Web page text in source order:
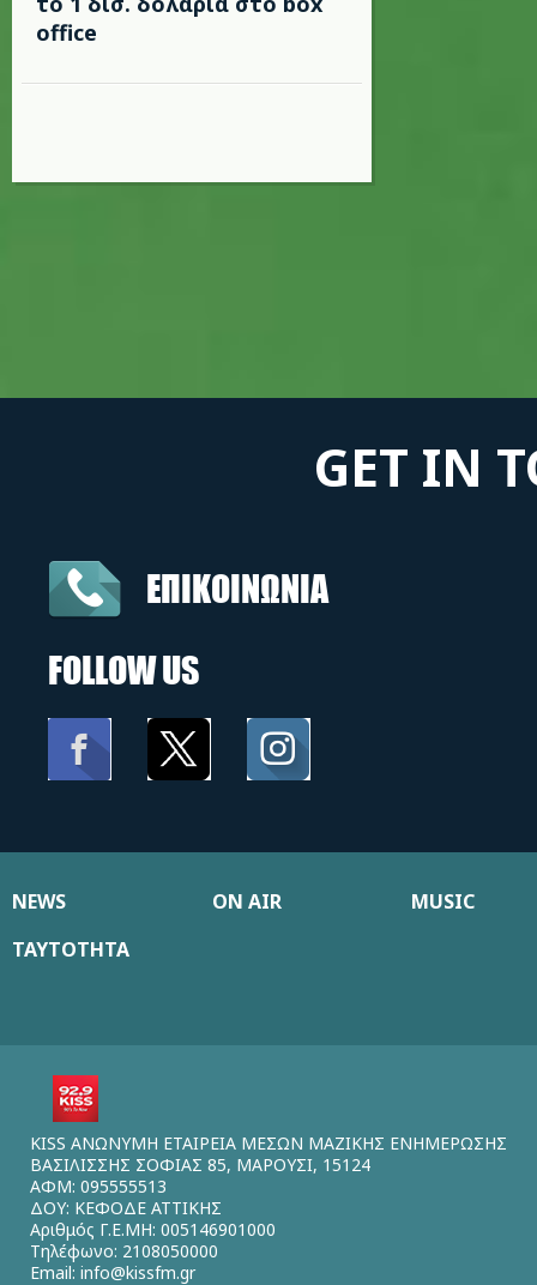
office
GET IN
ΕΠΙΚΟΙΝΩΝΙΑ
FOLLOW US
NEWS ON AIR
MUSIC
ΤΑΥΤΟΤΗΤΑ
KISS ΑΝΩΝΥΜΗ ΕΤΑΙΡΕΙΑ ΜΕΣΩΝ ΜΑΖΙΚΗΣ ΕΝΗΜΕΡΩΣΗΣ
ΒΑΣΙΛΙΣΣΗΣ ΣΟΦΙΑΣ 85, ΜΑΡΟΥΣΙ, 15124
ΑΦΜ: 095555513
ΔΟΥ: ΚΕΦΟΔΕ ΑΤΤΙΚΗΣ
Αριθμός Γ.Ε.ΜΗ: 005146901000
Τηλέφωνο: 2108050000
Email: info@kissfm.gr